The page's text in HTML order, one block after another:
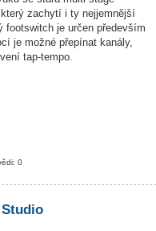
zachytí i ty nejjemnější
je určen především
je možné přepínat kanály,
tap-tempo.
0
Studio